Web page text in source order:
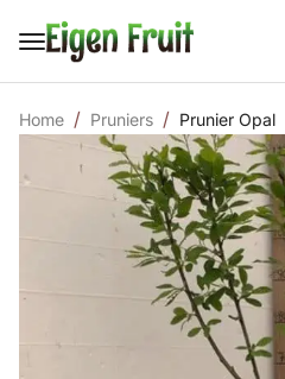
Home Pruniers Prunier Opal